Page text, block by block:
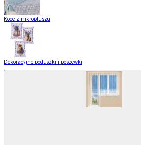
Koce z mikropluszu
Dekoracyjne poduszki i poszewki